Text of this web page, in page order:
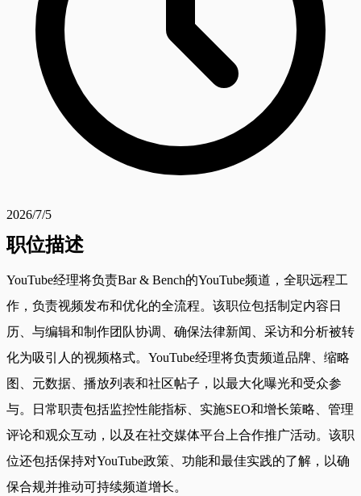
2026/7/5
职位描述
YouTube经理将负责Bar & Bench的YouTube频道，全职远程工
作，负责视频发布和优化的全流程。该职位包括制定内容日
历、与编辑和制作团队协调、确保法律新闻、采访和分析被转
化为吸引人的视频格式。YouTube经理将负责频道品牌、缩略
图、元数据、播放列表和社区帖子，以最大化曝光和受众参
与。日常职责包括监控性能指标、实施SEO和增长策略、管理
评论和观众互动，以及在社交媒体平台上合作推广活动。该职
位还包括保持对YouTube政策、功能和最佳实践的了解，以确
保合规并推动可持续频道增长。